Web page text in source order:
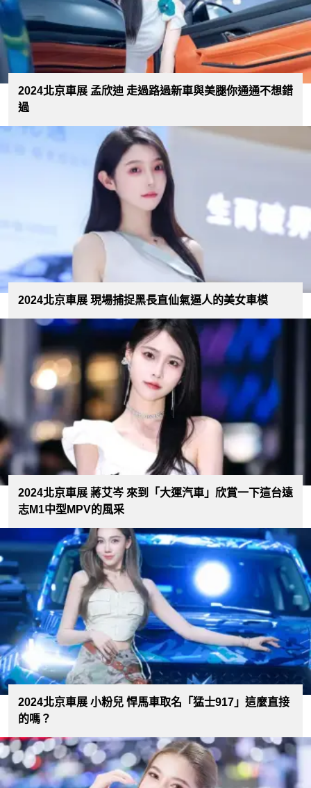
2024北京車展 孟欣迪 走過路過新車與美腿你通通不想錯
過
2024北京車展 現場捕捉黑長直仙氣逼人的美女車模
2024北京車展 蔣艾岑 來到「大運汽車」欣賞一下這台遠
志M1中型MPV的風采
2024北京車展 小粉兒 悍馬車取名「猛士917」這麼直接
的嗎？